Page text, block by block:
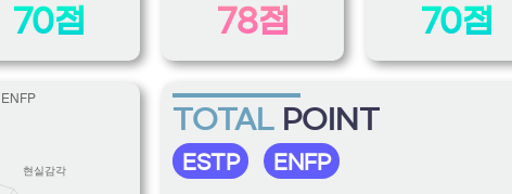
70점 78점 70점
TOTAL POINT
ESTP ENFP